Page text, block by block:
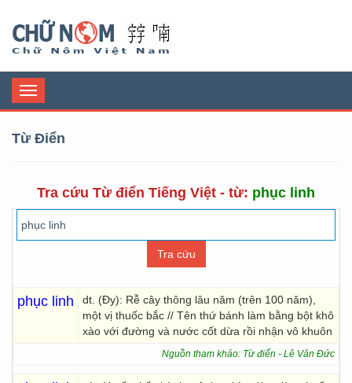
Toggle
navigation
Từ Điển
Tra cứu Từ điển Tiếng Việt - từ: phục linh
phục linh
dt. (Đy): Rễ cây thông lâu năm (trên 100 năm),
một vị thuốc bắc // Tên thứ bánh làm bằng bột khô
xào với đường và nước cốt dừa rồi nhận vô khuôn
Nguồn tham khảo: Từ điển - Lê Văn Đức